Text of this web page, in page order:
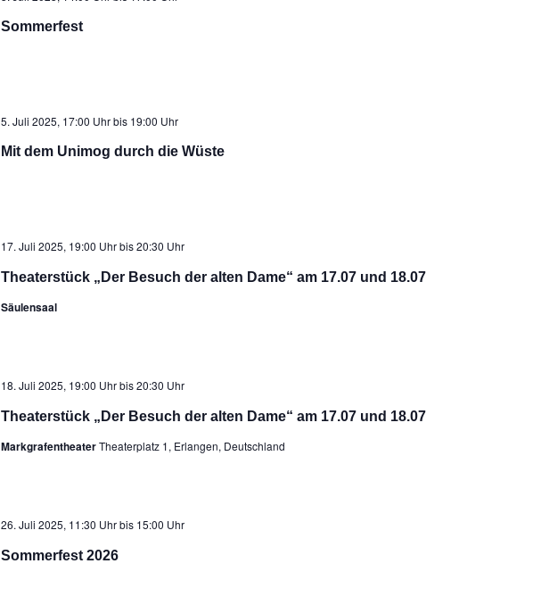
Sommerfest
5. Juli 2025, 17:00 Uhrbis 19:00 Uhr
Mit dem Unimog durch die Wüste
17. Juli 2025, 19:00 Uhrbis20:30 Uhr
Theaterstück „Der Besuch der alten Dame“ am 17.07 und 18.07
Säulensaal
18. Juli 2025, 19:00 Uhrbis20:30 Uhr
Theaterstück „Der Besuch der alten Dame“ am 17.07 und 18.07
MarkgrafentheaterTheaterplatz 1, Erlangen, Deutschland
26. Juli 2025, 11:30 Uhrbis 15:00 Uhr
Sommerfest 2026